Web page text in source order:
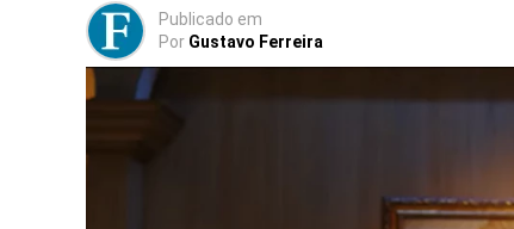
Publicado em
Por Gustavo Ferreira